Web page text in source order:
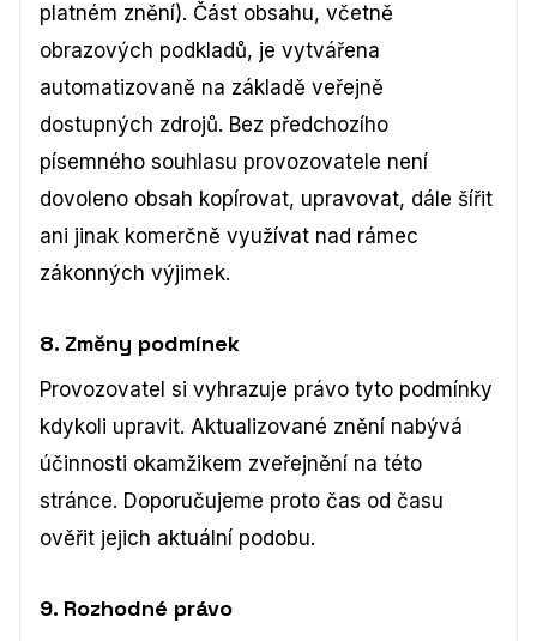
platném znění). Část obsahu, včetně
obrazových podkladů, je vytvářena
automatizovaně na základě veřejně
dostupných zdrojů. Bez předchozího
písemného souhlasu provozovatele není
dovoleno obsah kopírovat, upravovat, dále šířit
ani jinak komerčně využívat nad rámec
zákonných výjimek.
8. Změny podmínek
Provozovatel si vyhrazuje právo tyto podmínky
kdykoli upravit. Aktualizované znění nabývá
účinnosti okamžikem zveřejnění na této
stránce. Doporučujeme proto čas od času
ověřit jejich aktuální podobu.
9. Rozhodné právo